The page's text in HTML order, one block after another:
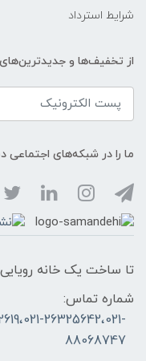
شرایط استرداد
از تخفیف‌ها و
ما را در شبکه‌های اجتماعی
تا ساخت یک خانه
شماره تماس:
88068747